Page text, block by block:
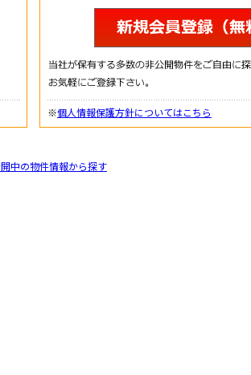
※個人情報保護方針についてはこちら
中の物件情報から探す